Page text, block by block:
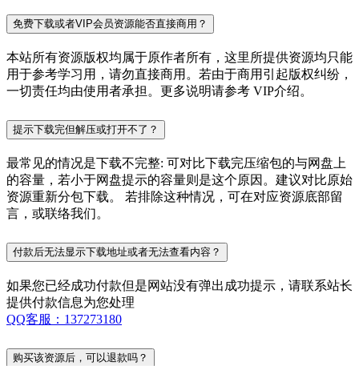
免费下载或者VIP会员资源能否直接商用？
本站所有资源版权均属于原作者所有，这里所提供资源均只能
用于参考学习用，请勿直接商用。若由于商用引起版权纠纷，
一切责任均由使用者承担。更多说明请参考 VIP介绍。
提示下载完但解压或打开不了？
最常见的情况是下载不完整: 可对比下载完压缩包的与网盘上
的容量，若小于网盘提示的容量则是这个原因。建议对比原始
资源重新分包下载。 若排除这种情况，可在对应资源底部留
言，或联络我们。
付款后无法显示下载地址或者无法查看内容？
如果您已经成功付款但是网站没有弹出成功提示，请联系站长
提供付款信息为您处理
QQ客服：137273180
购买该资源后，可以退款吗？